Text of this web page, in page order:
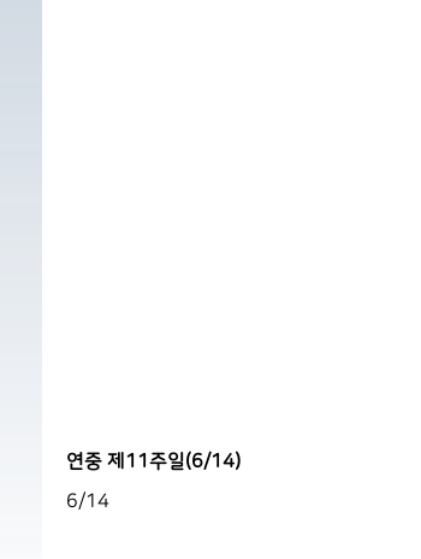
연중 제11주일(6/14)
6/14